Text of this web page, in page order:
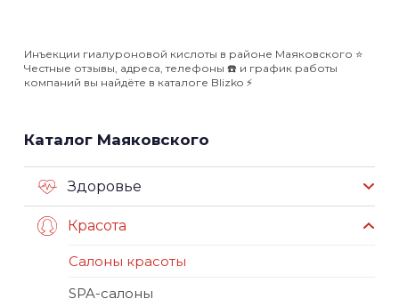
Инъекции гиалуроновой кислоты в районе Маяковского ⭐️
Честные отзывы, адреса, телефоны ☎️ и график работы
компаний вы найдёте в каталоге Blizko ⚡️
Каталог Маяковского
Здоровье
Красота
Салоны красоты
SPA-салоны